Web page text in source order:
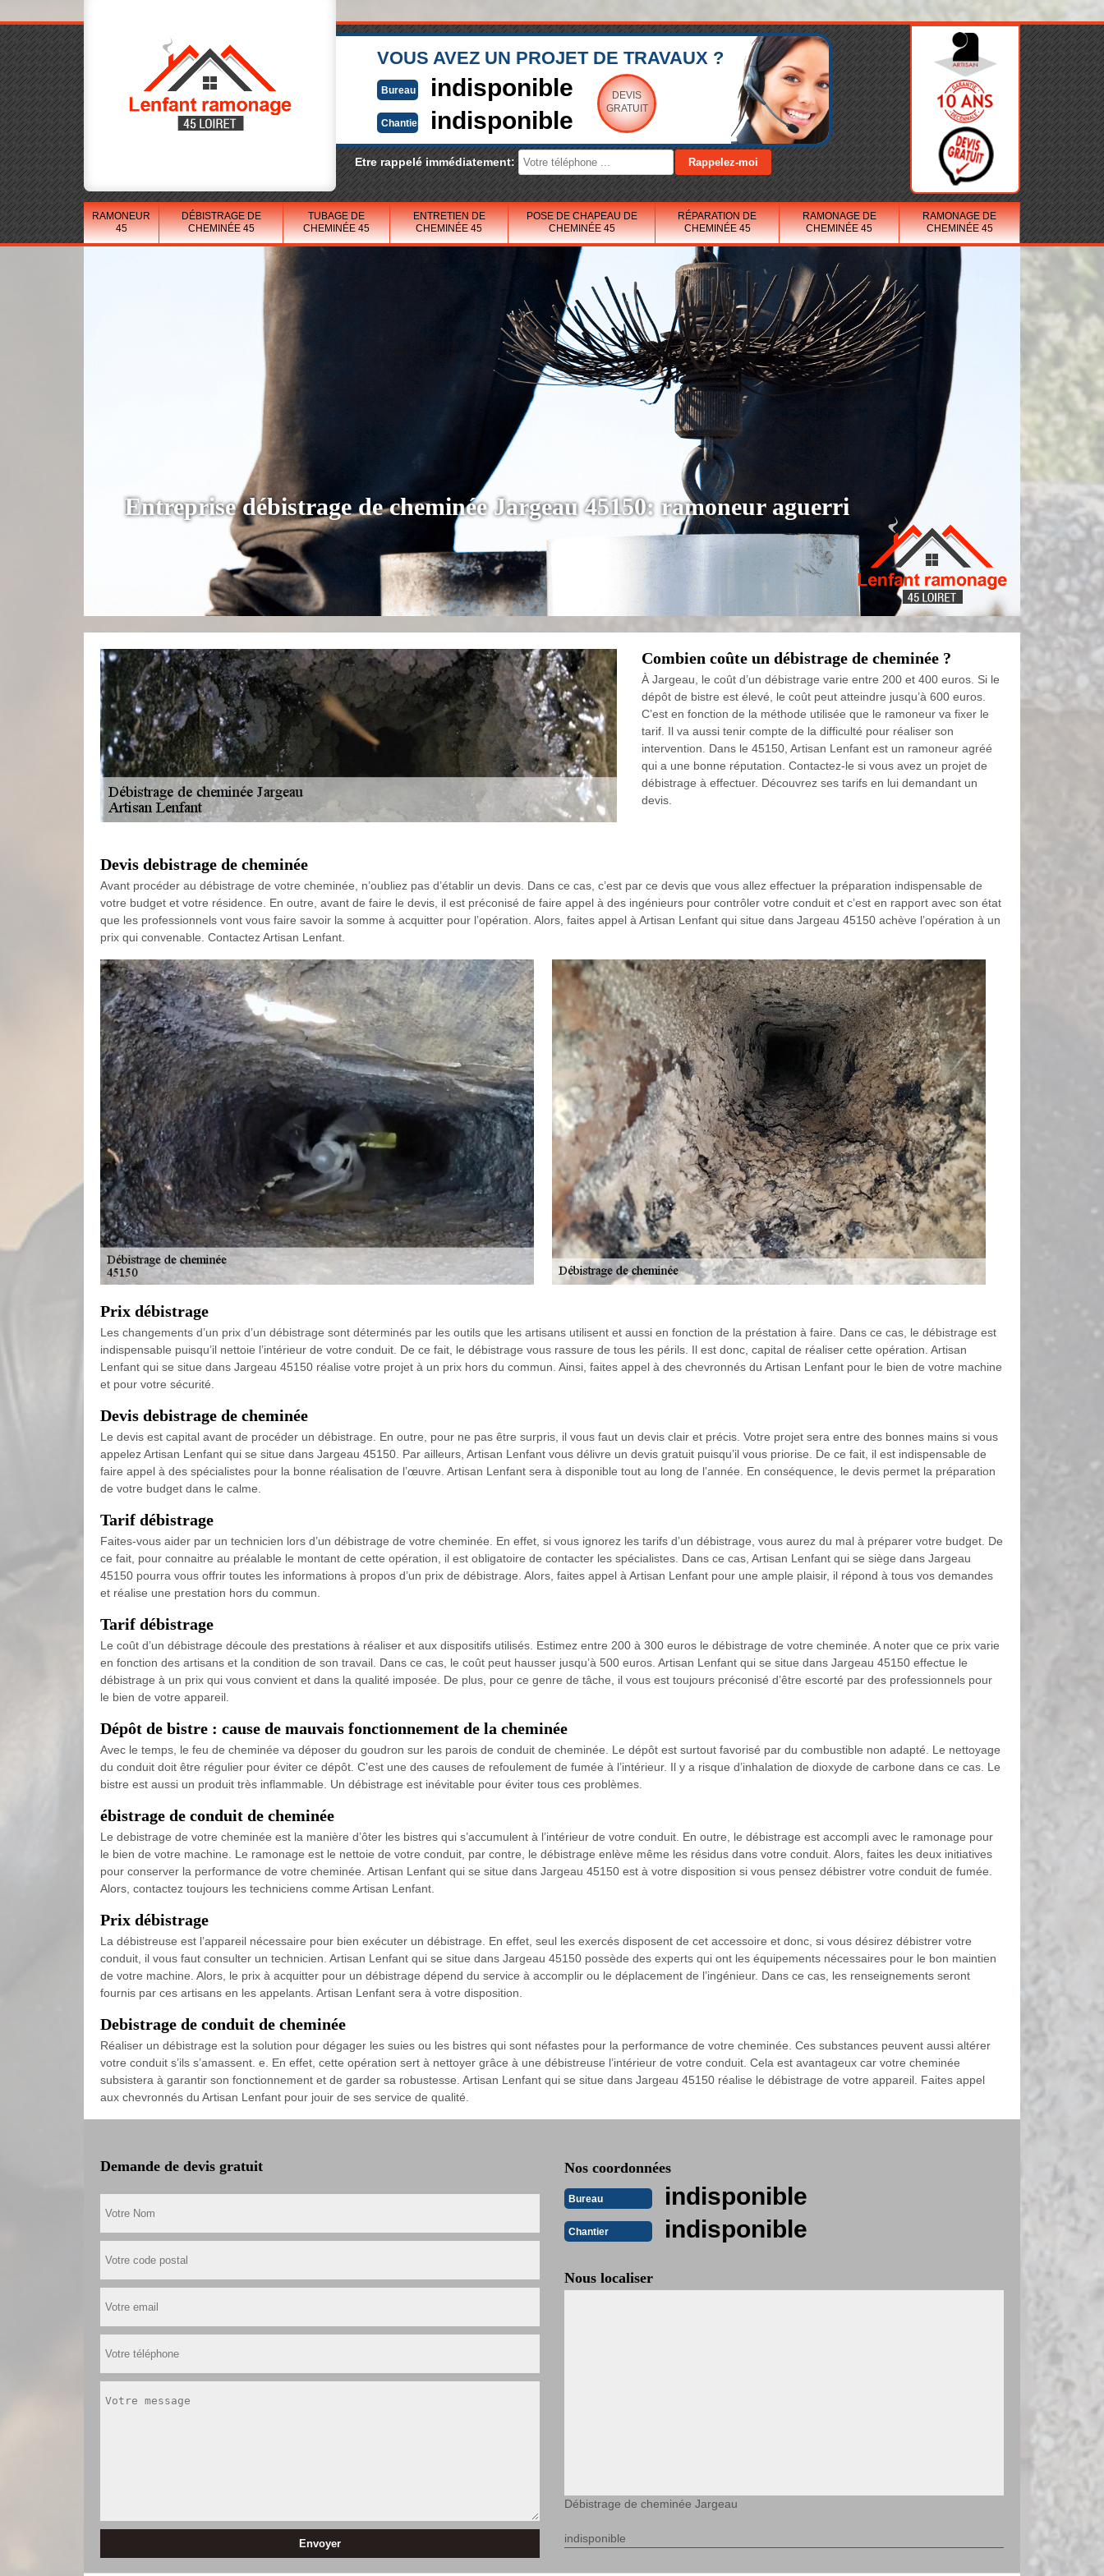
VOUS AVEZ UN PROJET DE TRAVAUX ?
Bureau indisponible
Chantier indisponible
DEVIS
GRATUIT
Etre rappelé immédiatement:
RAMONEUR
45
DÉBISTRAGE DE
CHEMINÉE 45
TUBAGE DE
CHEMINÉE 45
ENTRETIEN DE
CHEMINÉE 45
POSE DE CHAPEAU DE
CHEMINÉE 45
RÉPARATION DE
CHEMINÉE 45
RAMONAGE DE
CHEMINÉE 45
RAMONAGE DE
CHEMINÉE 45
Entreprise débistrage de cheminée Jargeau 45150: ramoneur aguerri
Combien coûte un débistrage de cheminée ?
À Jargeau, le coût d’un débistrage varie entre 200 et 400 euros. Si le
dépôt de bistre est élevé, le coût peut atteindre jusqu’à 600 euros.
C’est en fonction de la méthode utilisée que le ramoneur va fixer le
tarif. Il va aussi tenir compte de la difficulté pour réaliser son
intervention. Dans le 45150, Artisan Lenfant est un ramoneur agréé
qui a une bonne réputation. Contactez-le si vous avez un projet de
débistrage à effectuer. Découvrez ses tarifs en lui demandant un
devis.
Devis debistrage de cheminée
Avant procéder au débistrage de votre cheminée, n’oubliez pas d’établir un devis. Dans ce cas, c’est par ce devis que vous allez effectuer la préparation indispensable de
votre budget et votre résidence. En outre, avant de faire le devis, il est préconisé de faire appel à des ingénieurs pour contrôler votre conduit et c’est en rapport avec son état
que les professionnels vont vous faire savoir la somme à acquitter pour l’opération. Alors, faites appel à Artisan Lenfant qui situe dans Jargeau 45150 achève l’opération à un
prix qui convenable. Contactez Artisan Lenfant.
Prix débistrage
Les changements d’un prix d’un débistrage sont déterminés par les outils que les artisans utilisent et aussi en fonction de la préstation à faire. Dans ce cas, le débistrage est
indispensable puisqu’il nettoie l’intérieur de votre conduit. De ce fait, le débistrage vous rassure de tous les périls. Il est donc, capital de réaliser cette opération. Artisan
Lenfant qui se situe dans Jargeau 45150 réalise votre projet à un prix hors du commun. Ainsi, faites appel à des chevronnés du Artisan Lenfant pour le bien de votre machine
et pour votre sécurité.
Devis debistrage de cheminée
Le devis est capital avant de procéder un débistrage. En outre, pour ne pas être surpris, il vous faut un devis clair et précis. Votre projet sera entre des bonnes mains si vous
appelez Artisan Lenfant qui se situe dans Jargeau 45150. Par ailleurs, Artisan Lenfant vous délivre un devis gratuit puisqu’il vous priorise. De ce fait, il est indispensable de
faire appel à des spécialistes pour la bonne réalisation de l’œuvre. Artisan Lenfant sera à disponible tout au long de l’année. En conséquence, le devis permet la préparation
de votre budget dans le calme.
Tarif débistrage
Faites-vous aider par un technicien lors d’un débistrage de votre cheminée. En effet, si vous ignorez les tarifs d’un débistrage, vous aurez du mal à préparer votre budget. De
ce fait, pour connaitre au préalable le montant de cette opération, il est obligatoire de contacter les spécialistes. Dans ce cas, Artisan Lenfant qui se siège dans Jargeau
45150 pourra vous offrir toutes les informations à propos d’un prix de débistrage. Alors, faites appel à Artisan Lenfant pour une ample plaisir, il répond à tous vos demandes
et réalise une prestation hors du commun.
Tarif débistrage
Le coût d’un débistrage découle des prestations à réaliser et aux dispositifs utilisés. Estimez entre 200 à 300 euros le débistrage de votre cheminée. A noter que ce prix varie
en fonction des artisans et la condition de son travail. Dans ce cas, le coût peut hausser jusqu’à 500 euros. Artisan Lenfant qui se situe dans Jargeau 45150 effectue le
débistrage à un prix qui vous convient et dans la qualité imposée. De plus, pour ce genre de tâche, il vous est toujours préconisé d’être escorté par des professionnels pour
le bien de votre appareil.
Dépôt de bistre : cause de mauvais fonctionnement de la cheminée
Avec le temps, le feu de cheminée va déposer du goudron sur les parois de conduit de cheminée. Le dépôt est surtout favorisé par du combustible non adapté. Le nettoyage
du conduit doit être régulier pour éviter ce dépôt. C’est une des causes de refoulement de fumée à l’intérieur. Il y a risque d’inhalation de dioxyde de carbone dans ce cas. Le
bistre est aussi un produit très inflammable. Un débistrage est inévitable pour éviter tous ces problèmes.
ébistrage de conduit de cheminée
Le debistrage de votre cheminée est la manière d’ôter les bistres qui s’accumulent à l’intérieur de votre conduit. En outre, le débistrage est accompli avec le ramonage pour
le bien de votre machine. Le ramonage est le nettoie de votre conduit, par contre, le débistrage enlève même les résidus dans votre conduit. Alors, faites les deux initiatives
pour conserver la performance de votre cheminée. Artisan Lenfant qui se situe dans Jargeau 45150 est à votre disposition si vous pensez débistrer votre conduit de fumée.
Alors, contactez toujours les techniciens comme Artisan Lenfant.
Prix débistrage
La débistreuse est l’appareil nécessaire pour bien exécuter un débistrage. En effet, seul les exercés disposent de cet accessoire et donc, si vous désirez débistrer votre
conduit, il vous faut consulter un technicien. Artisan Lenfant qui se situe dans Jargeau 45150 possède des experts qui ont les équipements nécessaires pour le bon maintien
de votre machine. Alors, le prix à acquitter pour un débistrage dépend du service à accomplir ou le déplacement de l’ingénieur. Dans ce cas, les renseignements seront
fournis par ces artisans en les appelants. Artisan Lenfant sera à votre disposition.
Debistrage de conduit de cheminée
Réaliser un débistrage est la solution pour dégager les suies ou les bistres qui sont néfastes pour la performance de votre cheminée. Ces substances peuvent aussi altérer
votre conduit s’ils s’amassent. e. En effet, cette opération sert à nettoyer grâce à une débistreuse l’intérieur de votre conduit. Cela est avantageux car votre cheminée
subsistera à garantir son fonctionnement et de garder sa robustesse. Artisan Lenfant qui se situe dans Jargeau 45150 réalise le débistrage de votre appareil. Faites appel
aux chevronnés du Artisan Lenfant pour jouir de ses service de qualité.
Demande de devis gratuit Nos coordonnées
Bureau indisponible
Chantier indisponible
Nous localiser
Débistrage de cheminée Jargeau
indisponible